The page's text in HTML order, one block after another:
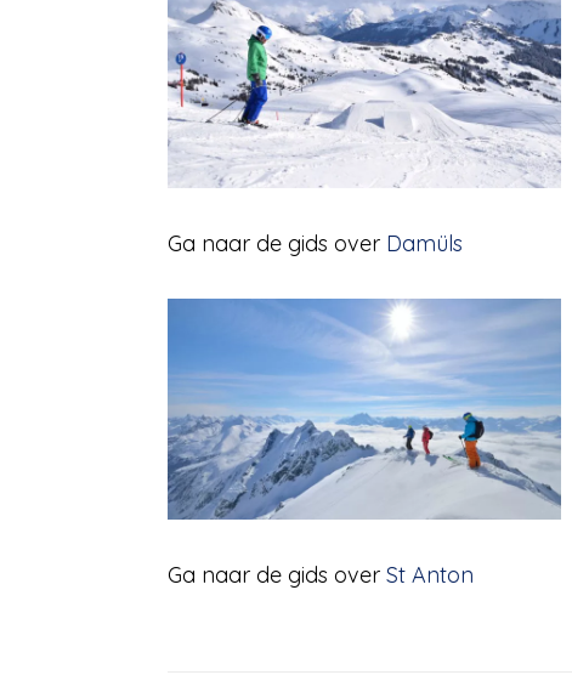
Ga naar de gids over Damüls
Ga naar de gids over St Anton